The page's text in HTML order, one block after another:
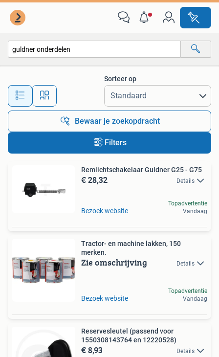
Alle afstanden…
Sorteer op
Bewaar je zoekopdracht
Filters
Remlichtschakelaar Guldner G25 - G75
€ 28,32 Details
Bezoek website
Topadvertentie
Vandaag
Tractor- en machine lakken, 150
merken.
Zie omschrijving Details
Bezoek website
Topadvertentie
Vandaag
Reservesleutel (passend voor
1550308143764 en 12220528)
€ 8,93 Details